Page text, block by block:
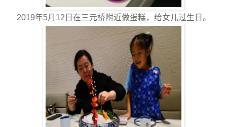
2019年5月12日在三元桥附近做蛋糕，给女儿过生日。